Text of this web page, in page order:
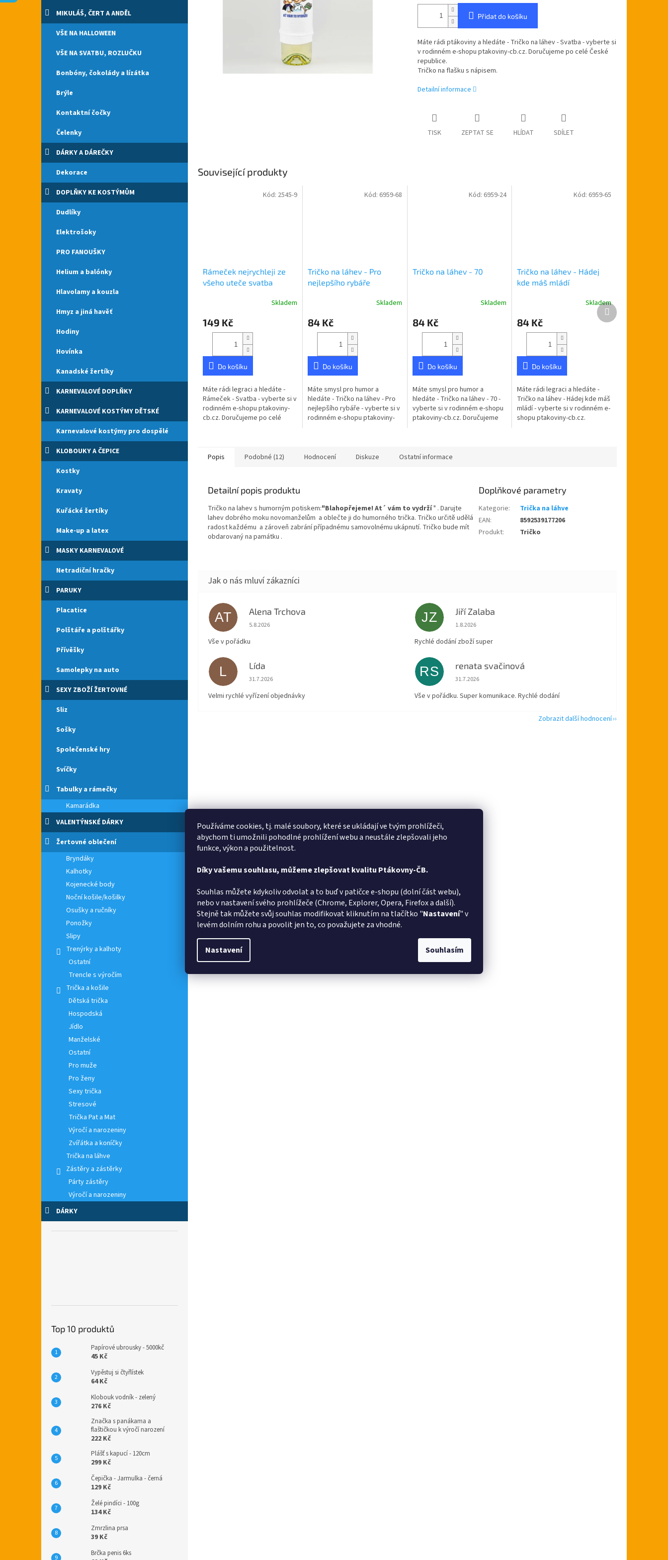
Používáme cookies, tj. malé soubory, které se ukládají ve tvým prohlížeči,
abychom ti umožnili pohodlné prohlížení webu a neustále zlepšovali jeho
funkce, výkon a použitelnost.
Díky vašemu souhlasu, můžeme zlepšovat kvalitu Ptákovny-ČB.
Souhlas můžete kdykoliv odvolat a to buď v patičce e-shopu (dolní část webu),
nebo v nastavení svého prohlížeče (Chrome, Explorer, Opera, Firefox a další).
Stejně tak můžete svůj souhlas modifikovat kliknutím na tlačítko "Nastavení" v
levém dolním rohu a povolit jen to, co považujete za vhodné.
Nastavení Souhlasím
e
l
MIKULÁŠ, ČERT A ANDĚL
VŠE NA HALLOWEEN
VŠE NA SVATBU, ROZLUČKU
Bonbóny, čokolády a lízátka
Brýle
Kontaktní čočky
Čelenky
DÁRKY A DÁREČKY
Dekorace
DOPLŇKY KE KOSTÝMŮM
Dudlíky
Elektrošoky
PRO FANOUŠKY
Helium a balónky
Hlavolamy a kouzla
Hmyz a jiná havěť
Hodiny
Hovínka
Kanadské žertíky
KARNEVALOVÉ DOPLŇKY
KARNEVALOVÉ KOSTÝMY DĚTSKÉ
Karnevalové kostýmy pro dospělé
KLOBOUKY A ČEPICE
Kostky
Kravaty
Kuřácké žertíky
Make-up a latex
MASKY KARNEVALOVÉ
Netradiční hračky
PARUKY
Placatice
Polštáře a polštářky
Přívěšky
Samolepky na auto
SEXY ZBOŽÍ ŽERTOVNÉ
Sliz
Sošky
Společenské hry
Svíčky
Tabulky a rámečky
Kamarádka
VALENTÝNSKÉ DÁRKY
Žertovné oblečení
Bryndáky
Kalhotky
Kojenecké body
Noční košile/košilky
Osušky a ručníky
Ponožky
Slipy
Trenýrky a kalhoty
Ostatní
Trencle s výročím
Trička a košile
Dětská trička
Hospodská
Jídlo
Manželské
Ostatní
Pro muže
Pro ženy
Sexy trička
Stresové
Trička Pat a Mat
Výročí a narozeniny
Zvířátka a koníčky
Trička na láhve
Zástěry a zástěrky
Párty zástěry
Výročí a narozeniny
DÁRKY
Top 10 produktů
Papírové ubrousky - 5000kč
45 Kč
Vypěstuj si čtyřlístek
64 Kč
Klobouk vodník - zelený
276 Kč
Značka s panákama a
flaštičkou k výročí narození
222 Kč
Plášť s kapucí - 120cm
299 Kč
Čepička - Jarmulka - černá
129 Kč
Želé pindíci - 100g
134 Kč
Zmrzlina prsa
39 Kč
Brčka penis 6ks
Přidat do košíku
Máte rádi ptákoviny a hledáte - Tričko na láhev - Svatba - vyberte si
v rodinném e-shopu ptakoviny-cb.cz. Doručujeme po celé České
republice.
Tričko na flašku s nápisem.
Detailní informace
TISK ZEPTAT SE HLÍDAT SDÍLET
Související produkty
Rámeček nejrychleji ze
všeho uteče svatba
Skladem
149 Kč
Do košíku
Máte rádi legraci a hledáte -
Rámeček - Svatba - vyberte si v
rodinném e-shopu ptakoviny-
cb.cz. Doručujeme po celé
Kód: 2545-9
Tričko na láhev - Pro
nejlepšího rybáře
Skladem
84 Kč
Do košíku
Máte smysl pro humor a
hledáte - Tričko na láhev - Pro
nejlepšího rybáře - vyberte si v
rodinném e-shopu ptakoviny-
Kód: 6959-68
Tričko na láhev - 70
produktu
hvězdiček.
Skladem
84 Kč
Do košíku
Máte smysl pro humor a
hledáte - Tričko na láhev - 70 -
vyberte si v rodinném e-shopu
ptakoviny-cb.cz. Doručujeme
Kód: 6959-24
Tričko na láhev - Hádej
kde máš mládí
produktu
hvězdiček.
Skladem
84 Kč
Do košíku
Máte rádi legraci a hledáte -
Tričko na láhev - Hádej kde máš
mládí - vyberte si v rodinném e-
shopu ptakoviny-cb.cz.
Kód: 6959-65
Další
produkt
Popis Podobné (12) Hodnocení Diskuze Ostatní informace
Detailní popis produktu
Tričko na lahev s humorným potiskem:"Blahopřejeme! At´ vám to vydrží" . Darujte
lahev dobrého moku novomanželům a oblečte ji do humorného trička. Tričko určitě udělá
radost každému a zároveň zabrání případnému samovolnému ukápnutí. Tričko bude mít
obdarovaný na památku .
Doplňkové parametry
Kategorie:
Trička na láhve
EAN:
8592539177206
Produkt: Tričko
AT Alena Trchova
Hodnocení obchodu je 5 z 5 hvězdiček.
5.8.2026
Vše v pořádku
JZ Jiří Zalaba
Hodnocení obchodu je 5 z 5 hvězdiček.
1.8.2026
Rychlé dodání zboží super
L Lída
Hodnocení obchodu je 5 z 5 hvězdiček.
31.7.2026
Velmi rychlé vyřízení objednávky
RS renata svačinová
Hodnocení obchodu je 5 z 5 hvězdiček.
31.7.2026
Vše v pořádku. Super komunikace. Rychlé dodání
Zobrazit další hodnocení